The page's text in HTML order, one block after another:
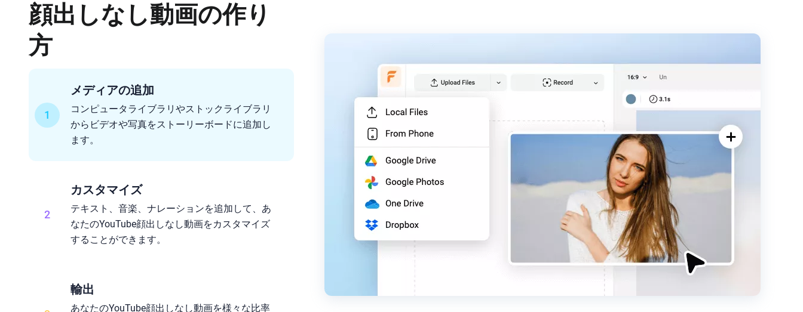
顔出しなし動画の作り
方
1
メディアの追加
コンピュータライブラリやストックライブラリ
からビデオや写真をストーリーボードに追加し
ます。
2
カスタマイズ
テキスト、音楽、ナレーションを追加して、あ
なたのYouTube顔出しなし動画をカスタマイズ
することができます。
輸出
あなたのYouTube顔出しなし動画を様々な比率